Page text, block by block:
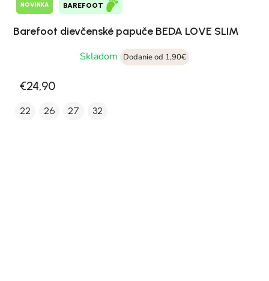
NOVINKA BAREFOOT
Barefoot dievčenské papuče BEDA LOVE SLIM
Skladom
Dodanie od 1,90€
€24,90
22 26 27 32